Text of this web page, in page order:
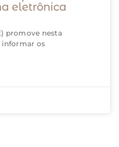
eletrônica
promove nesta
informar os